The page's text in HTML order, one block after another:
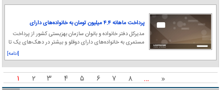
پرداخت ماهانه ۴.۴ میلیون تومان به خانواده‌های دارای
چندقلو
مدیرکل دفتر خانواده و بانوان سازمان بهزیستی کشور از پرداخت
مستمری به خانواده‌های دارای دوقلو و بیشتر در دهک‌های یک تا
[ادامه]
۱ ۲ ۳ ۴ ۵ ۶ ۷ ۸ … «